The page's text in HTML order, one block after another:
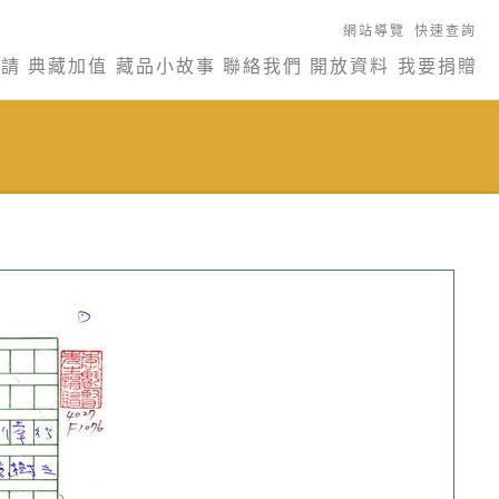
網站導覽 快速查詢
典藏加值 藏品小故事 聯絡我們 開放資料 我要捐贈